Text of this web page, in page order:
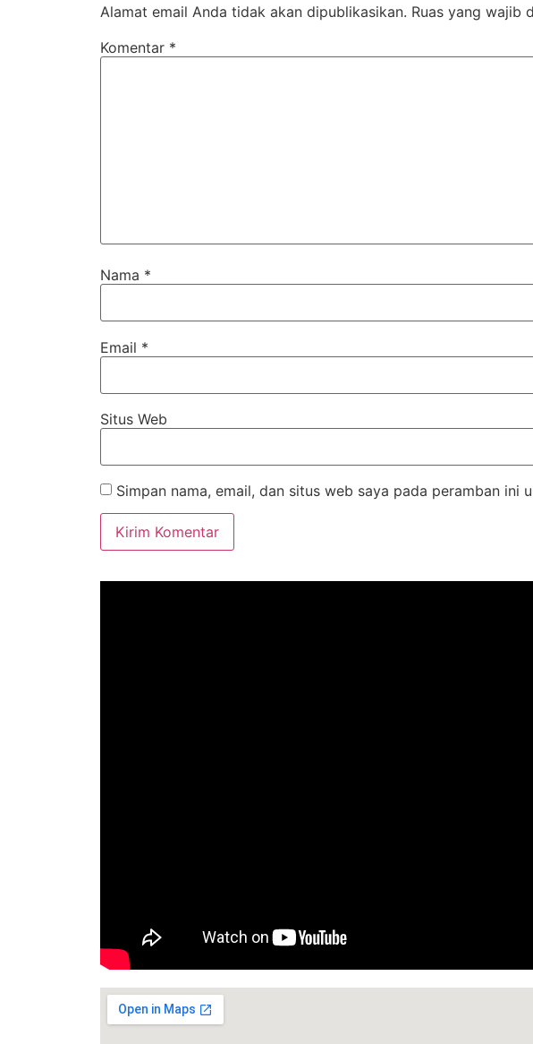
Alamat email Anda tidak akan dipublikasikan. Ruas yang wajib
Komentar *
Nama *
Email *
Situs Web
Simpan nama, email, dan situs web saya pada peramban ini